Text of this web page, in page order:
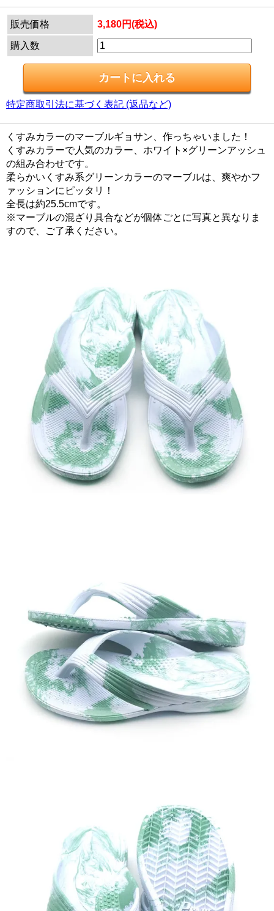
販売価格 3,180円(税込)
購入数
特定商取引法に基づく表記 (返品など)
くすみカラーのマーブルギョサン、作っちゃいました！
くすみカラーで人気のカラー、ホワイト×グリーンアッシュ
の組み合わせです。
柔らかいくすみ系グリーンカラーのマーブルは、爽やかフ
ァッションにピッタリ！
全長は約25.5cmです。
※マーブルの混ざり具合などが個体ごとに写真と異なりま
すので、ご了承ください。